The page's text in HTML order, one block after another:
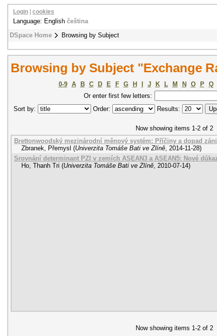
DSpace Home Browsing by Subject
Login cookies
Language: English čeština
Browsing by Subject "Exchange
0-9 A B C D E F G H J K L M N O P
Q
Or enter first few letters:
Sort by:
Order: Results:
Now showing items 1-2 of 2
Brettonwoodský mezinárodní měnový systém: Příčiny a dopad
Zbranek, Přemysl (Univerzita Tomáše Bati ve Zlíně, 2014-11-28)
Srovnání determinant PZI v zemích ASEAN3 a ASEAN5: Nové
Ho, Thanh Tri (Univerzita Tomáše Bati ve Zlíně, 2010-07-14)
Now showing items 1-2 of 2